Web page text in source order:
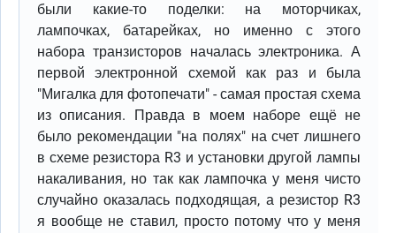
были какие-то поделки: на моторчиках,
лампочках, батарейках, но именно с этого
набора транзисторов началась электроника. А
первой электронной схемой как раз и была
"Мигалка для фотопечати" - самая простая схема
из описания. Правда в моем наборе ещё не
было рекомендации "на полях" на счет лишнего
в схеме резистора R3 и установки другой лампы
накаливания, но так как лампочка у меня чисто
случайно оказалась подходящая, а резистор R3
я вообще не ставил, просто потому что у меня